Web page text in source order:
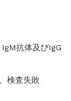
IgM抗体及びIgG
検査失敗